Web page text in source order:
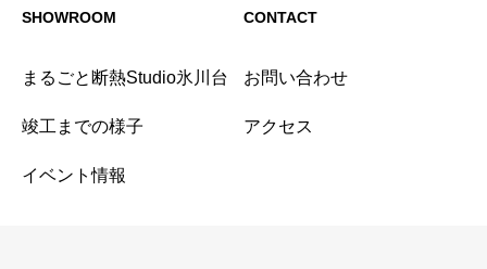
SHOWROOM
まるごと断熱Studio氷川台
竣工までの様子
イベント情報
CONTACT
お問い合わせ
アクセス